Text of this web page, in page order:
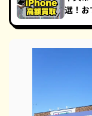
選！お